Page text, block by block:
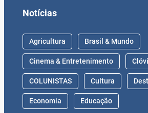
Notícias
Agricultura Brasil & Mundo
Cinema & Entretenimento
COLUNISTAS Cultura
Economia Educação